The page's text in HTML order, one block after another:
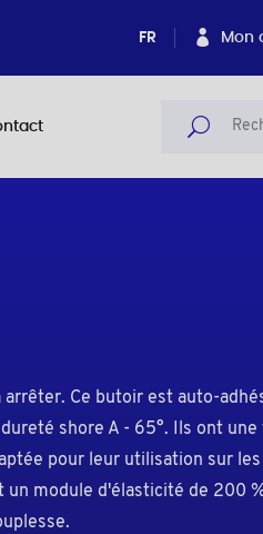
FR Mon
arrêter. Ce butoir est auto-
shore A - 65°. Ils ont une
pour leur utilisation sur
un module d'élasticité de 200